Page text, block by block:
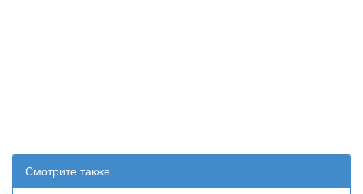
Смотрите также